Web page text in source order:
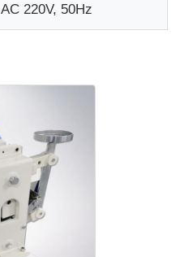
AC 220V, 50Hz